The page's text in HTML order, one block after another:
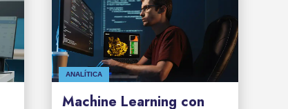
ANALÍTICA
Machine Learning con